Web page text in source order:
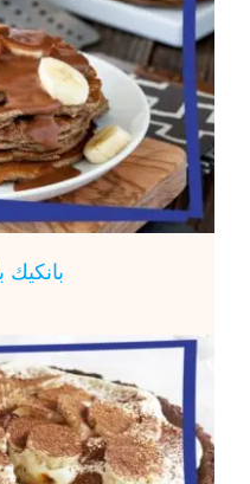
بانكيك